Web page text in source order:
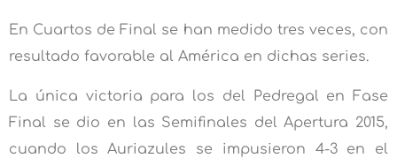
En Cuartos de Final se han medido tres veces, con
resultado favorable al América en dichas series.
La única victoria para los del Pedregal en Fase
Final se dio en las Semifinales del Apertura 2015,
cuando los Auriazules se impusieron 4-3 en el